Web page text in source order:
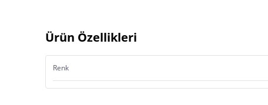
Ürün Özellikleri
Renk